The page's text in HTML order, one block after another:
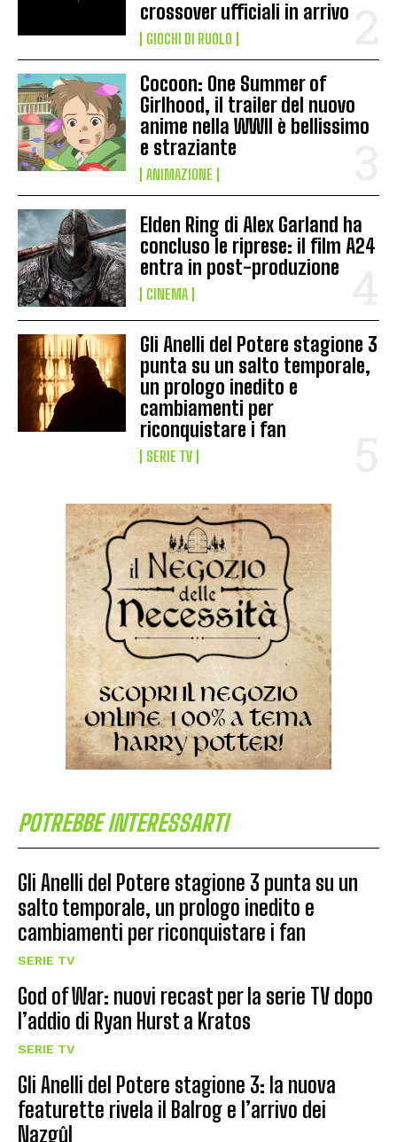
crossover ufficiali in arrivo
GIOCHI DI RUOLO
Cocoon: One Summer of
Girlhood, il trailer del nuovo
anime nella WWII è bellissimo
e straziante
ANIMAZIONE
Elden Ring di Alex Garland ha
concluso le riprese: il film A24
entra in post-produzione
CINEMA
Gli Anelli del Potere stagione 3
punta su un salto temporale,
un prologo inedito e
cambiamenti per
riconquistare i fan
SERIE TV
POTREBBE INTERESSARTI
Gli Anelli del Potere stagione 3 punta su un
salto temporale, un prologo inedito e
cambiamenti per riconquistare i fan
SERIE TV
God of War: nuovi recast per la serie TV dopo
l’addio di Ryan Hurst a Kratos
SERIE TV
Gli Anelli del Potere stagione 3: la nuova
featurette rivela il Balrog e l’arrivo dei
Nazgûl